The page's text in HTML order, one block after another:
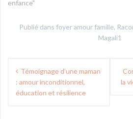
enfance"
Publié dans foyer amour famille,
Magali1
Navigation
de
l’article
Témoignage d’une maman
: amour inconditionnel,
éducation et résilience
la